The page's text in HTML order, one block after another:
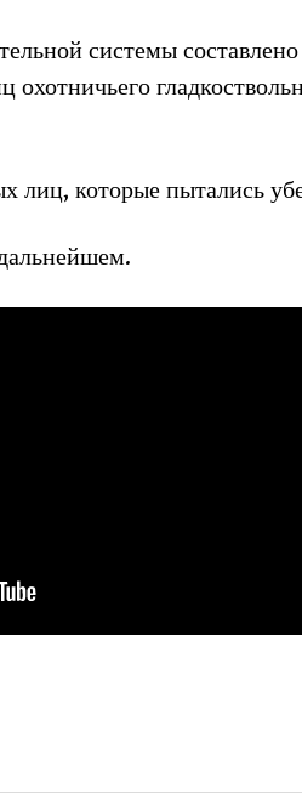
системы
охотничьего
лиц, которые пытались